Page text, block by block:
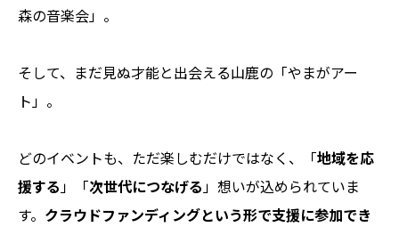
森の音楽会」。
そして、まだ見ぬ才能と出会える山鹿の「やまがアー
ト」。
どのイベントも、ただ楽しむだけではなく、「地域を応
援する」「次世代につなげる」想いが込められていま
す。 クラウドファンディングという形で支援に参加でき